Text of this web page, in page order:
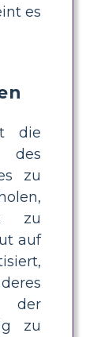
es
die
zu
zu
auf
der
zu